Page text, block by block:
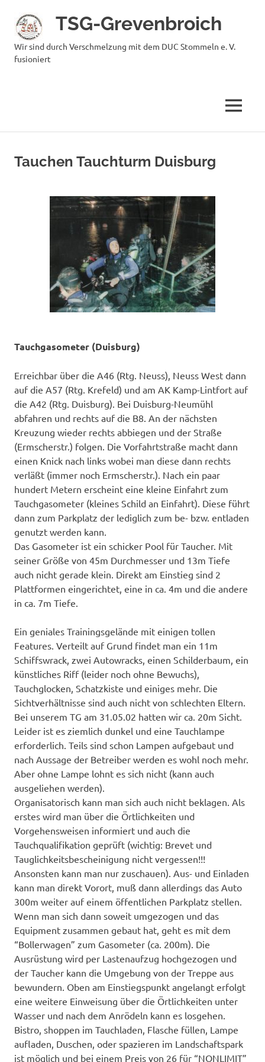
Inhalt
springen
TSG-Grevenbroich
Wir sind durch Verschmelzung mit dem DUC Stommeln e. V.
fusioniert
MENÜ
Tauchen Tauchturm Duisburg
Tauchgasometer (Duisburg)
Erreichbar über die A46 (Rtg. Neuss), Neuss West dann
auf die A57 (Rtg. Krefeld) und am AK Kamp-Lintfort auf
die A42 (Rtg. Duisburg). Bei Duisburg-Neumühl
abfahren und rechts auf die B8. An der nächsten
Kreuzung wieder rechts abbiegen und der Straße
(Ermscherstr.) folgen. Die Vorfahrtstraße macht dann
einen Knick nach links wobei man diese dann rechts
verläßt (immer noch Ermscherstr.). Nach ein paar
hundert Metern erscheint eine kleine Einfahrt zum
Tauchgasometer (kleines Schild an Einfahrt). Diese führt
dann zum Parkplatz der lediglich zum be- bzw. entladen
genutzt werden kann.
Das Gasometer ist ein schicker Pool für Taucher. Mit
seiner Größe von 45m Durchmesser und 13m Tiefe
auch nicht gerade klein. Direkt am Einstieg sind 2
Plattformen eingerichtet, eine in ca. 4m und die andere
in ca. 7m Tiefe.
Ein geniales Trainingsgelände mit einigen tollen
Features. Verteilt auf Grund findet man ein 11m
Schiffswrack, zwei Autowracks, einen Schilderbaum, ein
künstliches Riff (leider noch ohne Bewuchs),
Tauchglocken, Schatzkiste und einiges mehr. Die
Sichtverhältnisse sind auch nicht von schlechten Eltern.
Bei unserem TG am 31.05.02 hatten wir ca. 20m Sicht.
Leider ist es ziemlich dunkel und eine Tauchlampe
erforderlich. Teils sind schon Lampen aufgebaut und
nach Aussage der Betreiber werden es wohl noch mehr.
Aber ohne Lampe lohnt es sich nicht (kann auch
ausgeliehen werden).
Organisatorisch kann man sich auch nicht beklagen. Als
erstes wird man über die Örtlichkeiten und
Vorgehensweisen informiert und auch die
Tauchqualifikation geprüft (wichtig: Brevet und
Tauglichkeitsbescheinigung nicht vergessen!!!
Ansonsten kann man nur zuschauen). Aus- und Einladen
kann man direkt Vorort, muß dann allerdings das Auto
300m weiter auf einem öffentlichen Parkplatz stellen.
Wenn man sich dann soweit umgezogen und das
Equipment zusammen gebaut hat, geht es mit dem
“Bollerwagen” zum Gasometer (ca. 200m). Die
Ausrüstung wird per Lastenaufzug hochgezogen und
der Taucher kann die Umgebung von der Treppe aus
bewundern. Oben am Einstiegspunkt angelangt erfolgt
eine weitere Einweisung über die Örtlichkeiten unter
Wasser und nach dem Anrödeln kann es losgehen.
Bistro, shoppen im Tauchladen, Flasche füllen, Lampe
aufladen, Duschen, oder spazieren im Landschaftspark
ist möglich und bei einem Preis von 26 für “NONLIMIT”